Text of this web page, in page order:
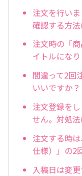
注文を行い
確認する方
注文時の「
イトルにな
間違って2回
いいですか？
注文登録を
せん。対処
注文する時
仕様）」の2
入稿日は変